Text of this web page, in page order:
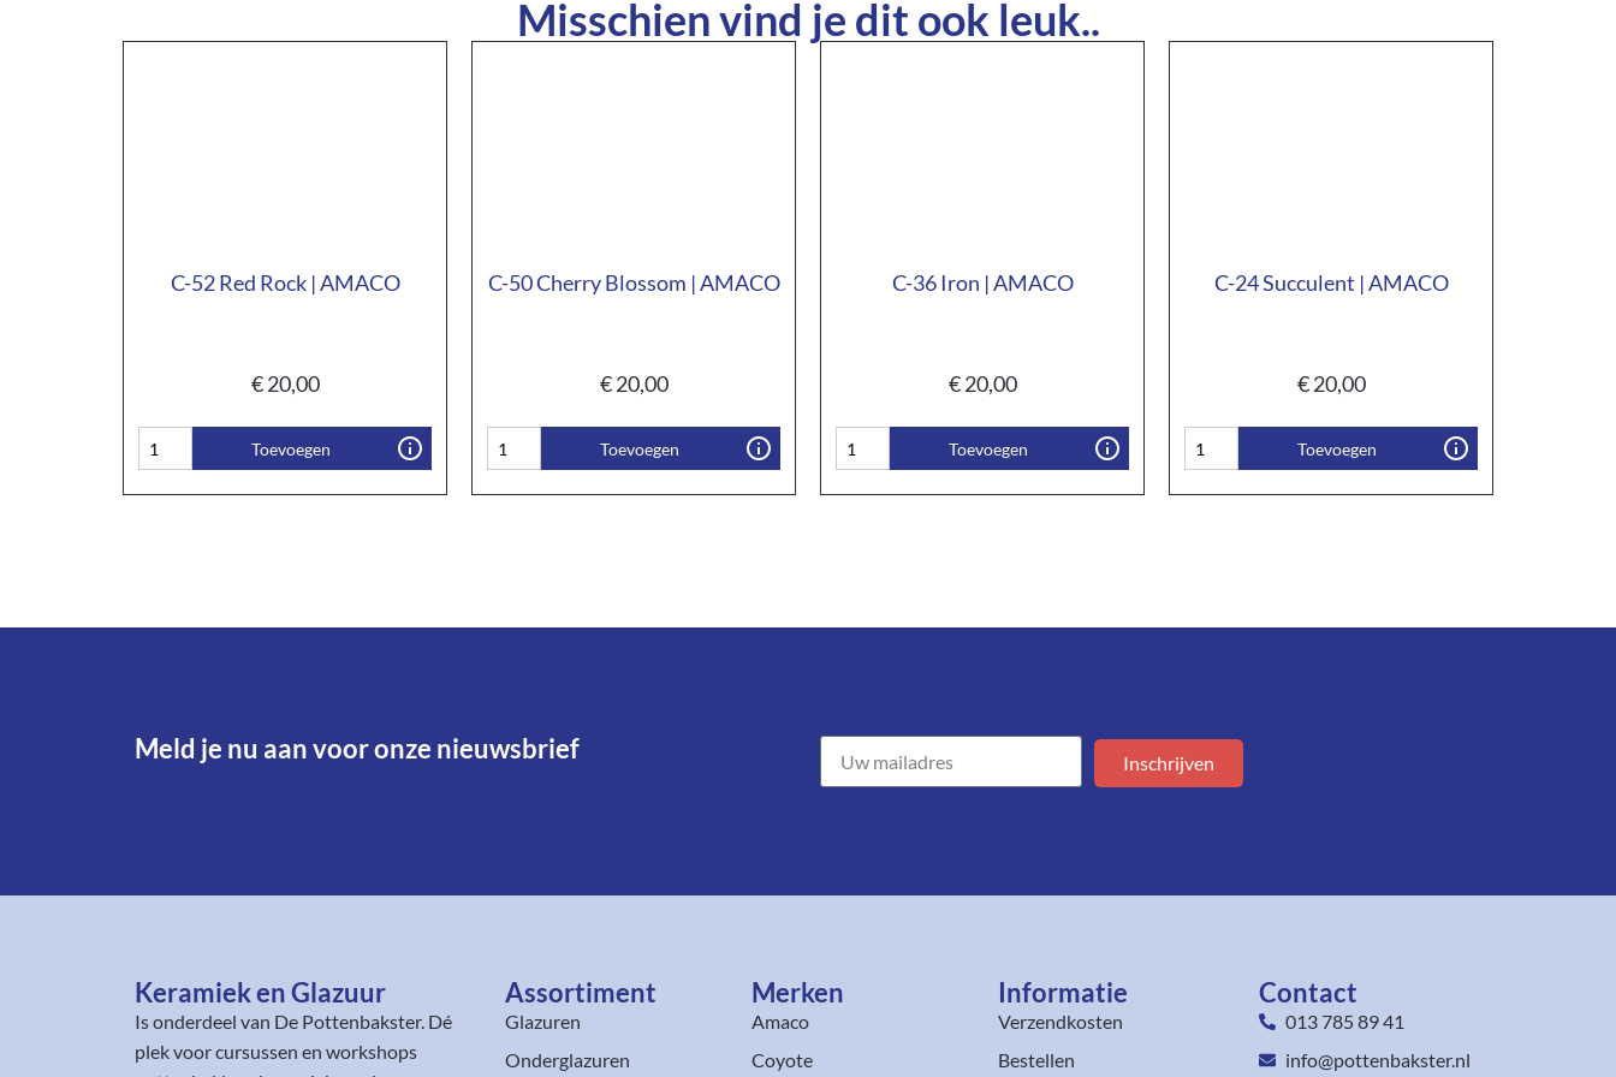
Misschien vind je dit ook leuk..
C-52 Red Rock | AMACO
€20,00
Toevoegen
C-50 Cherry Blossom | AMACO
€20,00
Toevoegen
C-36 Iron | AMACO
€20,00
Toevoegen
C-24 Succulent | AMACO
€20,00
Toevoegen
Meld je nu aan voor onze nieuwsbrief​ Inschrijven
Keramiek en Glazuur​
Is onderdeel van De Pottenbakster. Dé
plek voor cursussen en workshops
Assortiment​
Glazuren
Onderglazuren
Merken
Amaco
Coyote
Informatie
Verzendkosten
Bestellen
Contact
013 785 89 41
info@pottenbakster.nl